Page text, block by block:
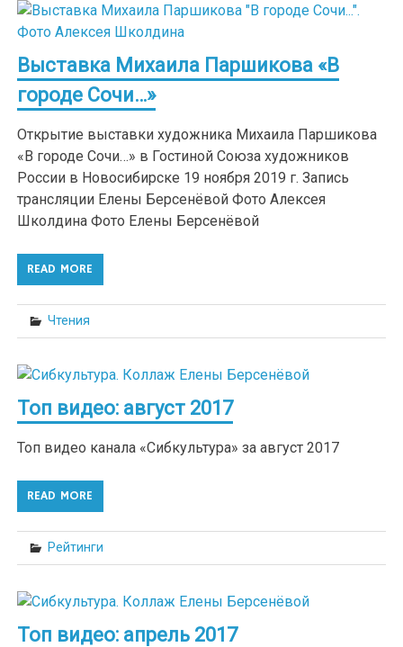
Выставка Михаила Паршикова «В
городе Сочи…»
Открытие выставки художника Михаила Паршикова
«В городе Сочи…» в Гостиной Союза художников
России в Новосибирске 19 ноября 2019 г. Запись
трансляции Елены Берсенёвой Фото Алексея
Школдина Фото Елены Берсенёвой
READ MORE
Чтения
Топ видео: август 2017
Топ видео канала «Сибкультура» за август 2017
READ MORE
Рейтинги
Топ видео: апрель 2017